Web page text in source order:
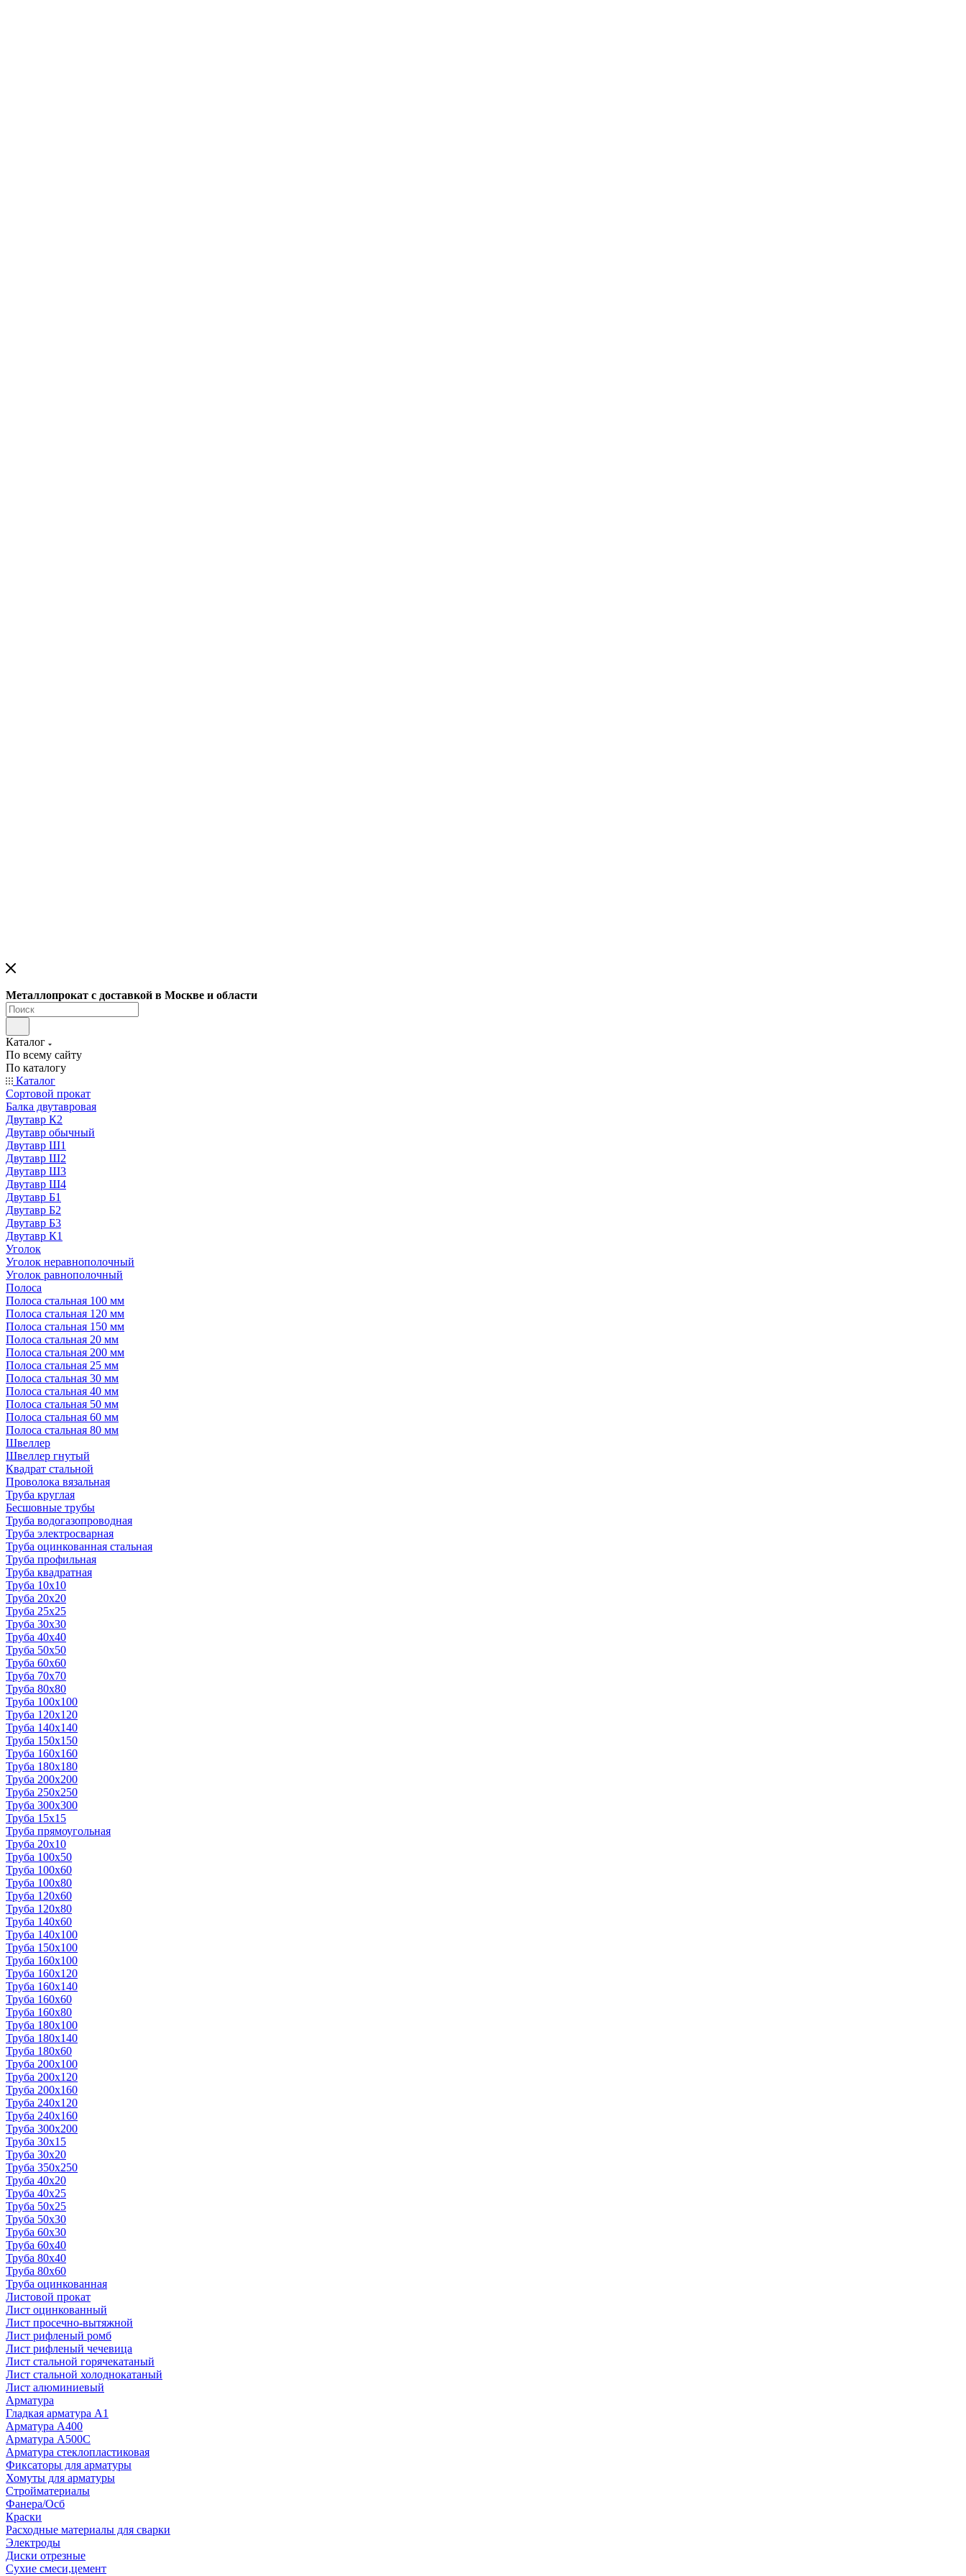
Металлопрокат с доставкой в Москве и области
Каталог
По всему сайту
По каталогу
Каталог
Сортовой прокат
Балка двутавровая
Двутавр К2
Двутавр обычный
Двутавр Ш1
Двутавр Ш2
Двутавр Ш3
Двутавр Ш4
Двутавр Б1
Двутавр Б2
Двутавр Б3
Двутавр К1
Уголок
Уголок неравнополочный
Уголок равнополочный
Полоса
Полоса стальная 100 мм
Полоса стальная 120 мм
Полоса стальная 150 мм
Полоса стальная 20 мм
Полоса стальная 200 мм
Полоса стальная 25 мм
Полоса стальная 30 мм
Полоса стальная 40 мм
Полоса стальная 50 мм
Полоса стальная 60 мм
Полоса стальная 80 мм
Швеллер
Швеллер гнутый
Квадрат стальной
Проволока вязальная
Труба круглая
Бесшовные трубы
Труба водогазопроводная
Труба электросварная
Труба оцинкованная стальная
Труба профильная
Труба квадратная
Труба 10x10
Труба 20x20
Труба 25x25
Труба 30x30
Труба 40x40
Труба 50x50
Труба 60x60
Труба 70x70
Труба 80x80
Труба 100x100
Труба 120x120
Труба 140x140
Труба 150x150
Труба 160x160
Труба 180x180
Труба 200x200
Труба 250x250
Труба 300x300
Труба 15x15
Труба прямоугольная
Труба 20x10
Труба 100x50
Труба 100x60
Труба 100x80
Труба 120x60
Труба 120x80
Труба 140x60
Труба 140x100
Труба 150x100
Труба 160x100
Труба 160x120
Труба 160x140
Труба 160x60
Труба 160x80
Труба 180x100
Труба 180x140
Труба 180x60
Труба 200x100
Труба 200x120
Труба 200x160
Труба 240x120
Труба 240x160
Труба 300x200
Труба 30x15
Труба 30x20
Труба 350x250
Труба 40x20
Труба 40x25
Труба 50x25
Труба 50x30
Труба 60x30
Труба 60x40
Труба 80x40
Труба 80x60
Труба оцинкованная
Листовой прокат
Лист оцинкованный
Лист просечно-вытяжной
Лист рифленый ромб
Лист рифленый чечевица
Лист стальной горячекатаный
Лист стальной холоднокатаный
Лист алюминиевый
Арматура
Гладкая арматура А1
Арматура А400
Арматура A500C
Арматура стеклопластиковая
Фиксаторы для арматуры
Хомуты для арматуры
Стройматериалы
Фанера/Осб
Краски
Расходные материалы для сварки
Электроды
Диски отрезные
Сухие смеси,цемент